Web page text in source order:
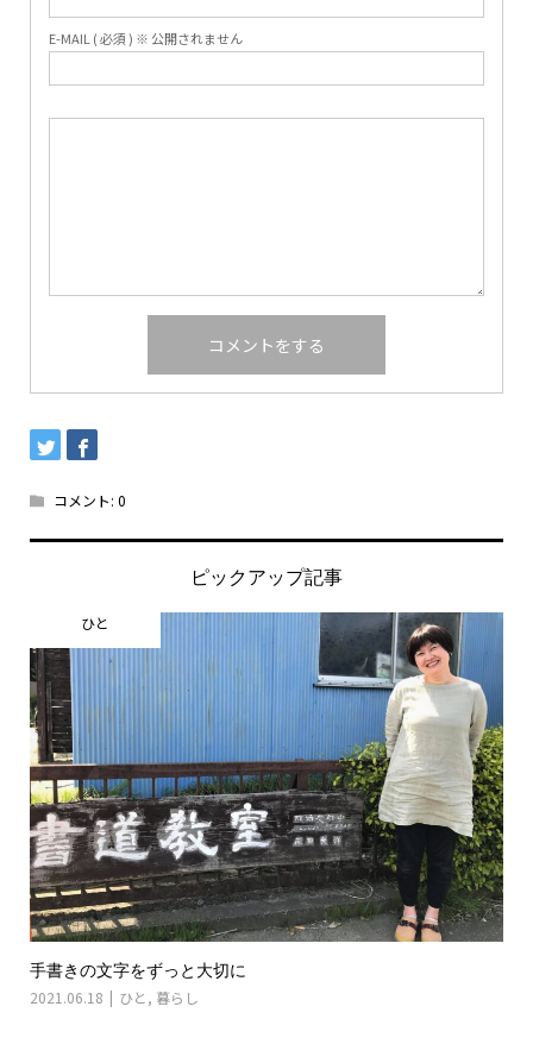
E-MAIL ( 必須 ) ※ 公開されません
コメント: 0
ピックアップ記事
ひと
手書きの文字をずっと大切に
2021.06.18 ひと , 暮らし